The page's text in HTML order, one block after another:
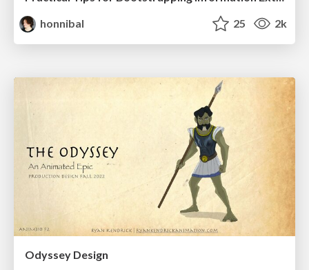
honnibal
25 2k
Odyssey Design